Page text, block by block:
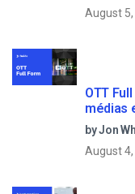
August
OTT
médias
by Jon
August